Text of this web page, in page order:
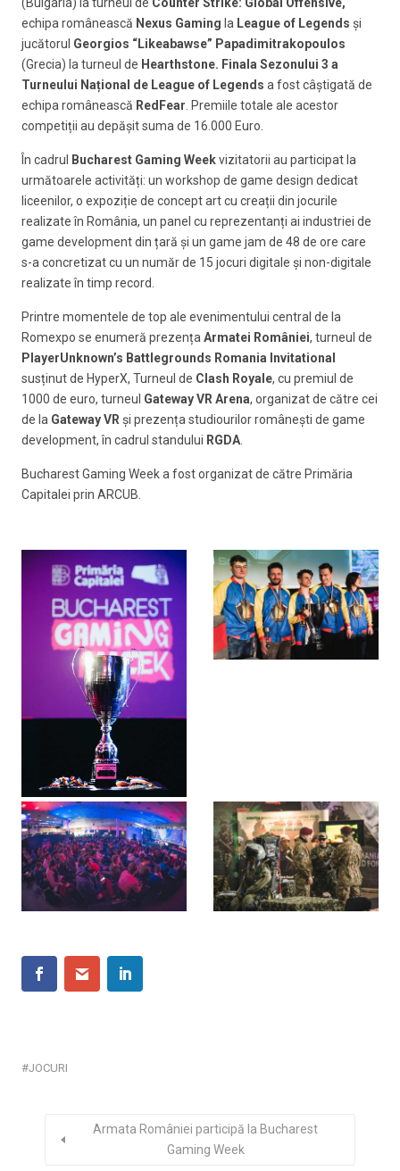
echipa românească Nexus Gaming la League of Legends și
jucătorul Georgios “Likeabawse” Papadimitrakopoulos
(Grecia) la turneul de Hearthstone. Finala Sezonului 3 a
Turneului Național de League of Legends a fost câștigată de
echipa românească RedFear . Premiile totale ale acestor
competiții au depășit suma de 16.000 Euro.
În cadrul Bucharest Gaming Weekvizitatorii au participat la
următoarele activități: un workshop de game design dedicat
liceenilor, o expoziție de concept art cu creații din jocurile
realizate în România, un panel cu reprezentanți ai industriei de
game development din țară și un game jam de 48 de ore care
s-a concretizat cu un număr de 15 jocuri digitale și non-digitale
realizate în timp record.
Printre momentele de top ale evenimentului central de la
Romexpo se enumeră prezența Armatei României, turneul de
PlayerUnknown’s Battlegrounds Romania Invitational
susținut de HyperX, Turneul de Clash Royale, cu premiul de
1000 de euro, turneul Gateway VR Arena, organizat de către cei
de la Gateway VR și prezența studiourilor românești de game
development, în cadrul standului RGDA
Bucharest Gaming Week a fost organizat de către Primăria
Capitalei prin ARCUB.
JOCURI
Armata României participă la Bucharest
Gaming Week